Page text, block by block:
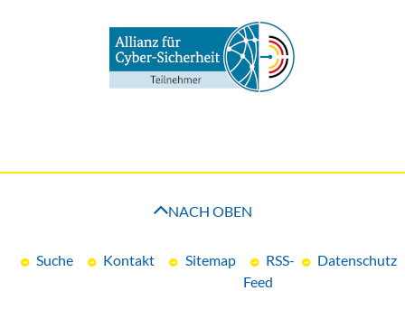
Suche Kontakt Sitemap
RSS-
Feed
Datenschutz
NACH OBEN